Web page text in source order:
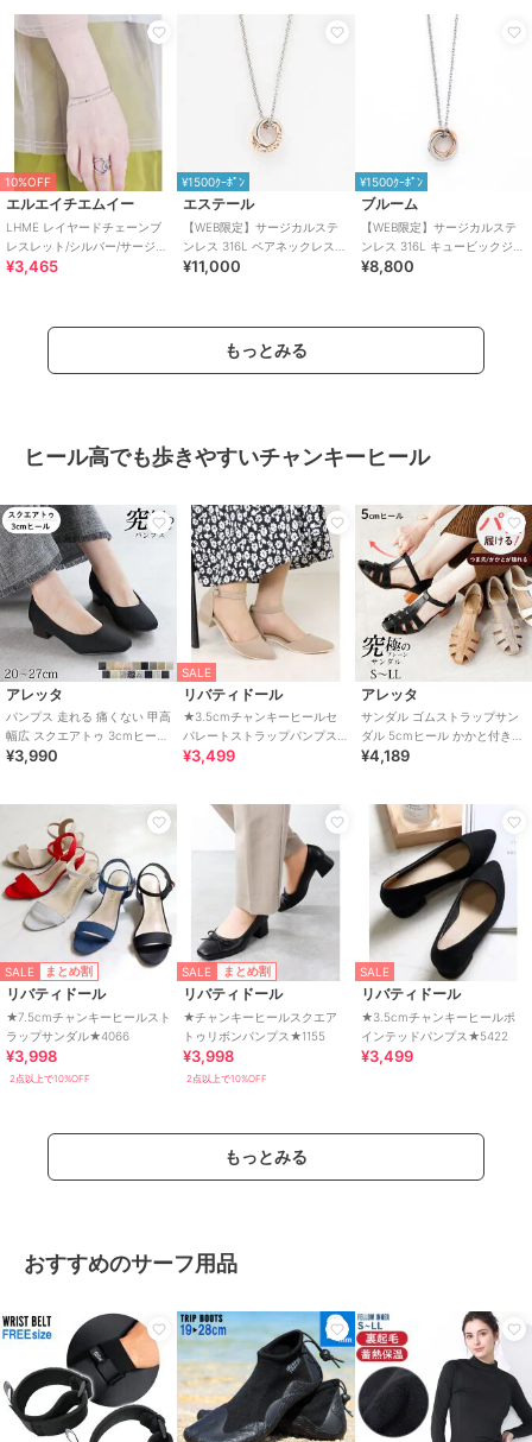
10%OFF
エルエイチエムイー
LHME レイヤードチェーンブ
レスレット/シルバー/サージカ
ルステンレス 金属アレルギー
¥3,465
¥1500ｸｰﾎﾟﾝ
エステール
【WEB限定】サージカルステ
ンレス 316L ペアネックレス
（レディース）
¥11,000
¥1500ｸｰﾎﾟﾝ
ブルーム
【WEB限定】サージカルステ
ンレス 316L キュービックジル
コニア ペアネックレス（レデ
¥8,800
もっとみる
ヒール高でも歩きやすいチャンキーヒール
アレッタ
パンプス 走れる 痛くない 甲高
幅広 スクエアトゥ 3cmヒール
チャンキーヒール 26秋冬新作
¥3,990
SALE
リバティドール
★3.5cmチャンキーヒールセ
パレートストラップパンプス
★5391
¥3,499
アレッタ
サンダル ゴムストラップサン
ダル 5cmヒール かかと付き
グルカサンダル チャンキーヒ
¥4,189
SALE まとめ割
リバティドール
★7.5cmチャンキーヒールスト
ラップサンダル★4066
¥3,998
2点以上で10%OFF
SALE まとめ割
リバティドール
★チャンキーヒールスクエア
トゥリボンパンプス★1155
¥3,998
2点以上で10%OFF
SALE
リバティドール
★3.5cmチャンキーヒールポ
インテッドパンプス★5422
¥3,499
もっとみる
おすすめのサーフ用品